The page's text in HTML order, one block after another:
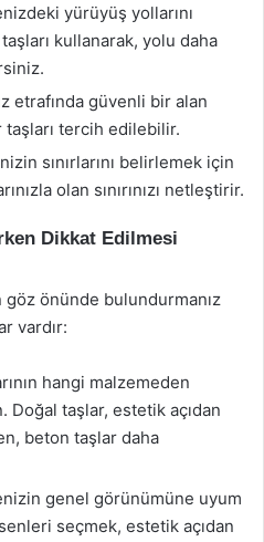
yürüyüş yollarını
kullanarak, yolu daha
etrafında güvenli bir alan
tercih edilebilir.
sınırlarını belirlemek için
olan sınırınızı netleştirir.
Dikkat Edilmesi
önünde bulundurmanız
vardır:
hangi malzemeden
Doğal taşlar, estetik açıdan
beton taşlar daha
genel görünümüne uyum
seçmek, estetik açıdan